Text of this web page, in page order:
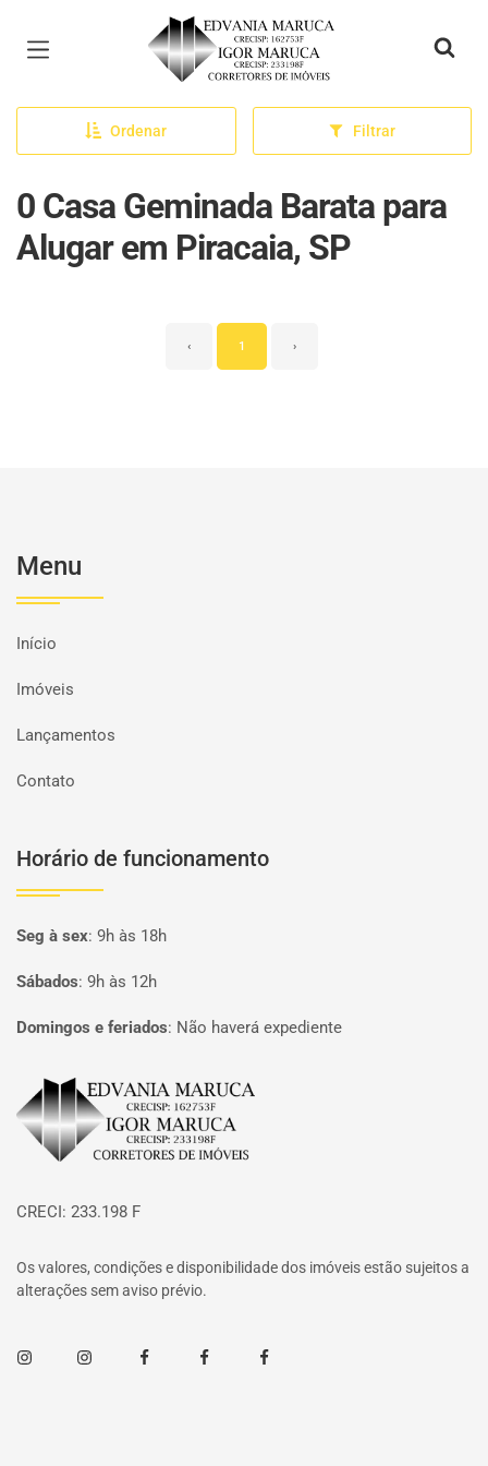
Página inicial
Ordenar Filtrar
0 Casa Geminada Barata para
Alugar em Piracaia, SP
‹ 1 ›
Menu
Início
Imóveis
Lançamentos
Contato
Horário de funcionamento
Seg à sex: 9h às 18h
Sábados: 9h às 12h
Domingos e feriados: Não haverá expediente
Página inicial
CRECI: 233.198 F
Os valores, condições e disponibilidade dos imóveis estão sujeitos a
alterações sem aviso prévio.
InstagramInstagramFacebookFacebookFacebook